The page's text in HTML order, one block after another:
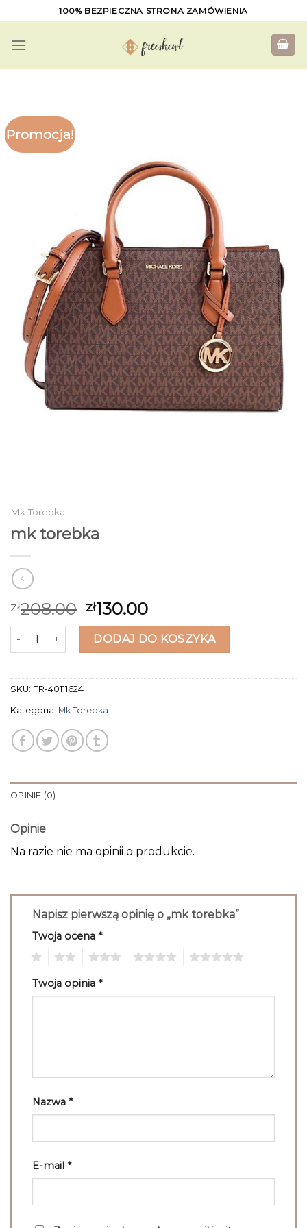
to
content
100% BEZPIECZNA STRONA ZAMÓWIENIA
Promocja!
Mk Torebka
mk torebka
zł208.00 zł130.00
ilość mk torebkaDODAJ DO KOSZYKA
SKU: FR-40111624
Kategoria: Mk Torebka
OPINIE (0)
Opinie
Na razie nie ma opinii o produkcie.
Napisz pierwszą opinię o „mk torebka”
Twoja ocena *
Twoja opinia *
Nazwa *
E-mail *